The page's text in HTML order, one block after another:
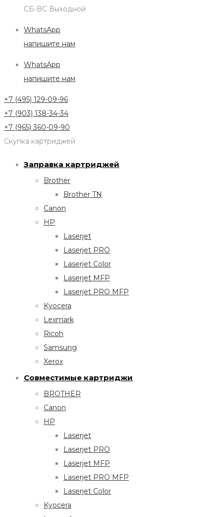
СБ-ВС Выходной
WhatsApp
напишите нам
WhatsApp
напишите нам
+7 (495) 129-09-96
+7 (903) 138-34-34
+7 (965) 360-09-90
Скупка картриджей
Заправка картриджей
Brother
Brother TN
Canon
HP
Laserjet
Laserjet PRO
Laserjet Color
Laserjet MFP
Laserjet PRO MFP
Kyocera
Lexmark
Ricoh
Samsung
Xerox
Совместимые картриджи
BROTHER
Canon
HP
Laserjet
Laserjet PRO
Laserjet MFP
Laserjet PRO MFP
Laserjet Color
Kyocera